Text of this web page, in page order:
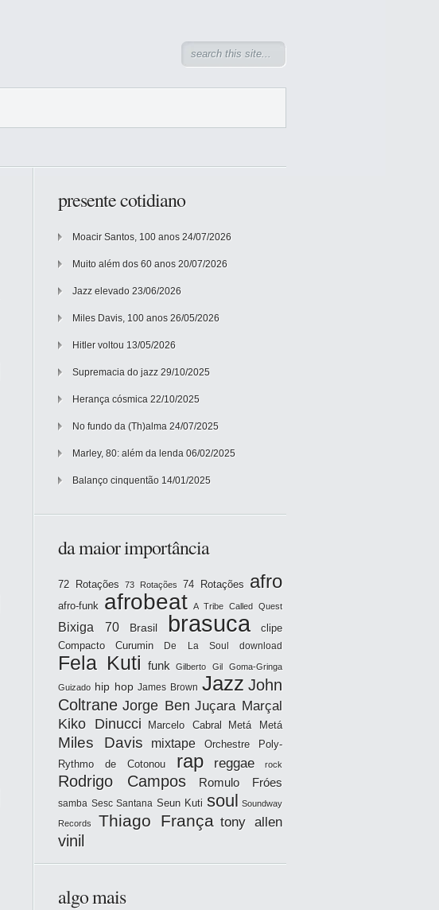
presente cotidiano
Moacir Santos, 100 anos 24/07/2026
Muito além dos 60 anos 20/07/2026
Jazz elevado 23/06/2026
Miles Davis, 100 anos 26/05/2026
Hitler voltou 13/05/2026
Supremacia do jazz 29/10/2025
Herança cósmica 22/10/2025
No fundo da (Th)alma 24/07/2025
Marley, 80: além da lenda 06/02/2025
Balanço cinquentão 14/01/2025
da maior importância
72 Rotações 73 Rotações 74 Rotações afro
afro-funk afrobeat A Tribe Called Quest
Bixiga 70 Brasil brasuca
clipe
Compacto
Curumin De La Soul download
Fela Kuti funk Gilberto Gil Goma-Gringa
Guizado hip hop James Brown Jazz John
Coltrane Jorge Ben Juçara Marçal
Kiko Dinucci Marcelo Cabral Metá Metá
Miles Davis mixtape
Orchestre Poly-
Rythmo de Cotonou
rap reggae rock
Rodrigo Campos Romulo Fróes
samba Sesc Santana Seun Kuti soul Soundway
Records Thiago França tony allen
vinil
algo mais